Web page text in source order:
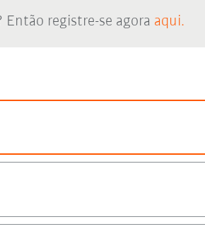
Então registre-se agora aqui.